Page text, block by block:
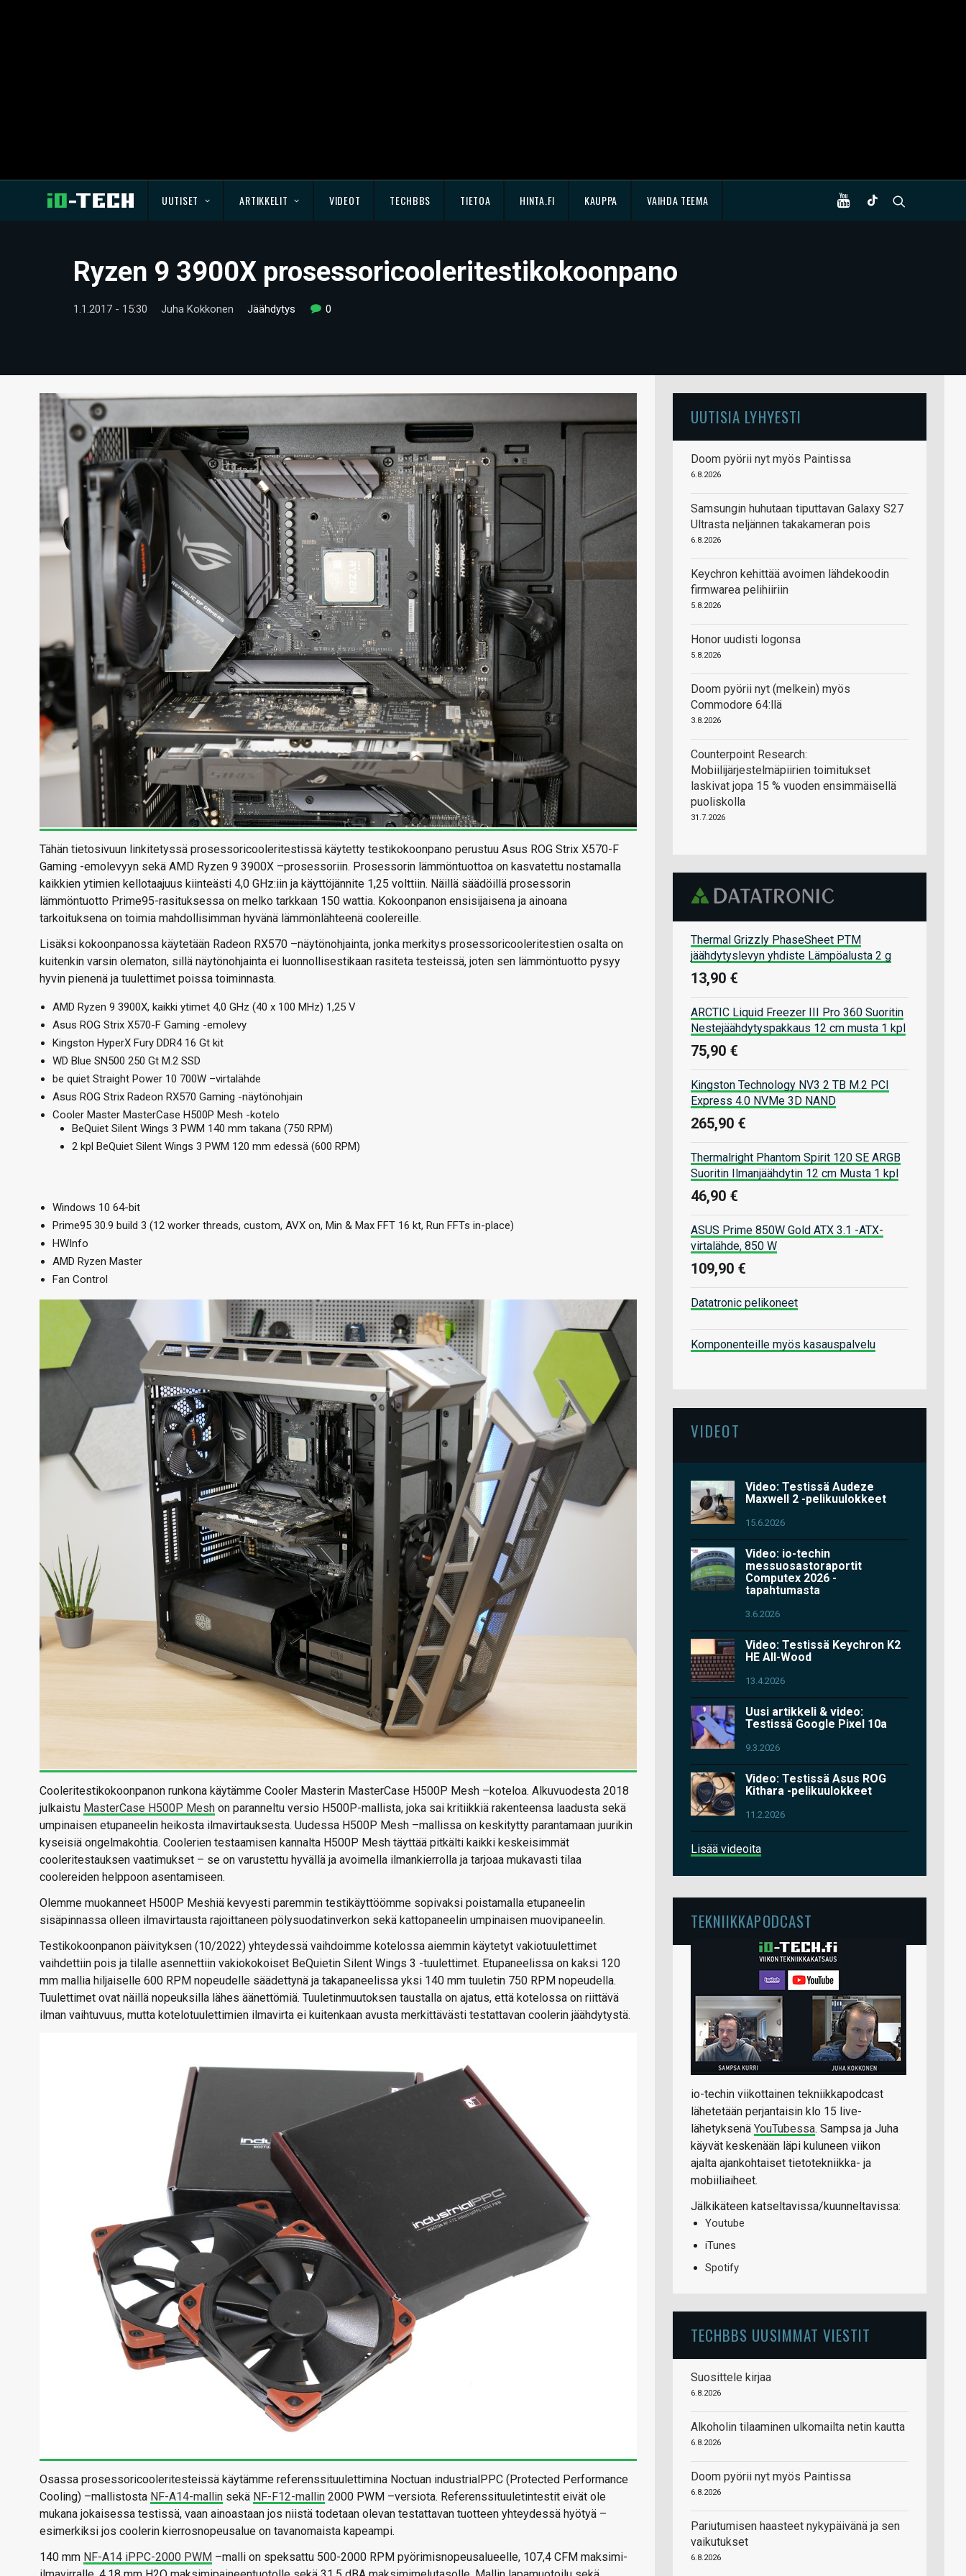
UUTISET ARTIKKELIT VIDEOT TECHBBS TIETOA HINTA.FI KAUPPA VAIHDA TEEMA
Ryzen 9 3900X prosessoricooleritestikokoonpano
1.1.2017 - 15:30 Juha Kokkonen Jäähdytys 0
Tähän tietosivuun linkitetyssä prosessoricooleritestissä käytetty testikokoonpano perustuu Asus ROG Strix X570-F
Gaming -emolevyyn sekä AMD Ryzen 9 3900X –prosessoriin. Prosessorin lämmöntuottoa on kasvatettu nostamalla
kaikkien ytimien kellotaajuus kiinteästi 4,0 GHz:iin ja käyttöjännite 1,25 volttiin. Näillä säädöillä prosessorin
lämmöntuotto Prime95-rasituksessa on melko tarkkaan 150 wattia. Kokoonpanon ensisijaisena ja ainoana
tarkoituksena on toimia mahdollisimman hyvänä lämmönlähteenä coolereille.
Lisäksi kokoonpanossa käytetään Radeon RX570 –näytönohjainta, jonka merkitys prosessoricooleritestien osalta on
kuitenkin varsin olematon, sillä näytönohjainta ei luonnollisestikaan rasiteta testeissä, joten sen lämmöntuotto pysyy
hyvin pienenä ja tuulettimet poissa toiminnasta.
AMD Ryzen 9 3900X, kaikki ytimet 4,0 GHz (40 x 100 MHz) 1,25 V
Asus ROG Strix X570-F Gaming -emolevy
Kingston HyperX Fury DDR4 16 Gt kit
WD Blue SN500 250 Gt M.2 SSD
be quiet Straight Power 10 700W –virtalähde
Asus ROG Strix Radeon RX570 Gaming -näytönohjain
Cooler Master MasterCase H500P Mesh -kotelo
BeQuiet Silent Wings 3 PWM 140 mm takana (750 RPM)
2 kpl BeQuiet Silent Wings 3 PWM 120 mm edessä (600 RPM)
Windows 10 64-bit
Prime95 30.9 build 3 (12 worker threads, custom, AVX on, Min & Max FFT 16 kt, Run FFTs in-place)
HWInfo
AMD Ryzen Master
Fan Control
Cooleritestikokoonpanon runkona käytämme Cooler Masterin MasterCase H500P Mesh –koteloa. Alkuvuodesta 2018
julkaistu MasterCase H500P Mesh on paranneltu versio H500P-mallista, joka sai kritiikkiä rakenteensa laadusta sekä
umpinaisen etupaneelin heikosta ilmavirtauksesta. Uudessa H500P Mesh –mallissa on keskitytty parantamaan juurikin
kyseisiä ongelmakohtia. Coolerien testaamisen kannalta H500P Mesh täyttää pitkälti kaikki keskeisimmät
cooleritestauksen vaatimukset – se on varustettu hyvällä ja avoimella ilmankierrolla ja tarjoaa mukavasti tilaa
coolereiden helppoon asentamiseen.
Olemme muokanneet H500P Meshiä kevyesti paremmin testikäyttöömme sopivaksi poistamalla etupaneelin
sisäpinnassa olleen ilmavirtausta rajoittaneen pölysuodatinverkon sekä kattopaneelin umpinaisen muovipaneelin.
Testikokoonpanon päivityksen (10/2022) yhteydessä vaihdoimme kotelossa aiemmin käytetyt vakiotuulettimet
vaihdettiin pois ja tilalle asennettiin vakiokokoiset BeQuietin Silent Wings 3 -tuulettimet. Etupaneelissa on kaksi 120
mm mallia hiljaiselle 600 RPM nopeudelle säädettynä ja takapaneelissa yksi 140 mm tuuletin 750 RPM nopeudella.
Tuulettimet ovat näillä nopeuksilla lähes äänettömiä. Tuuletinmuutoksen taustalla on ajatus, että kotelossa on riittävä
ilman vaihtuvuus, mutta kotelotuulettimien ilmavirta ei kuitenkaan avusta merkittävästi testattavan coolerin jäähdytystä.
Osassa prosessoricooleritesteissä käytämme referenssituulettimina Noctuan industrialPPC (Protected Performance
Cooling) –mallistosta NF-A14-mallin sekä NF-F12-mallin 2000 PWM –versiota. Referenssituuletintestit eivät ole
mukana jokaisessa testissä, vaan ainoastaan jos niistä todetaan olevan testattavan tuotteen yhteydessä hyötyä –
esimerkiksi jos coolerin kierrosnopeusalue on tavanomaista kapeampi.
140 mm NF-A14 iPPC-2000 PWM –malli on speksattu 500-2000 RPM pyörimisnopeusalueelle, 107,4 CFM maksimi-
UUTISIA LYHYESTI
Doom pyörii nyt myös Paintissa
6.8.2026
Samsungin huhutaan tiputtavan Galaxy S27
Ultrasta neljännen takakameran pois
6.8.2026
Keychron kehittää avoimen lähdekoodin
firmwarea pelihiiriin
5.8.2026
Honor uudisti logonsa
5.8.2026
Doom pyörii nyt (melkein) myös
Commodore 64:llä
3.8.2026
Counterpoint Research:
Mobiilijärjestelmäpiirien toimitukset
laskivat jopa 15 % vuoden ensimmäisellä
puoliskolla
31.7.2026
Thermal Grizzly PhaseSheet PTM
jäähdytyslevyn yhdiste Lämpöalusta 2 g
13,90 €
ARCTIC Liquid Freezer III Pro 360 Suoritin
Nestejäähdytyspakkaus 12 cm musta 1 kpl
75,90 €
Kingston Technology NV3 2 TB M.2 PCI
Express 4.0 NVMe 3D NAND
265,90 €
Thermalright Phantom Spirit 120 SE ARGB
Suoritin Ilmanjäähdytin 12 cm Musta 1 kpl
46,90 €
ASUS Prime 850W Gold ATX 3.1 -ATX-
virtalähde, 850 W
109,90 €
Datatronic pelikoneet
Komponenteille myös kasauspalvelu
VIDEOT
Video: Testissä Audeze
Maxwell 2 -pelikuulokkeet
15.6.2026
Video: io-techin
messuosastoraportit
Computex 2026 -
tapahtumasta
3.6.2026
Video: Testissä Keychron K2
HE All-Wood
13.4.2026
Uusi artikkeli & video:
Testissä Google Pixel 10a
9.3.2026
Video: Testissä Asus ROG
Kithara -pelikuulokkeet
11.2.2026
Lisää videoita
TEKNIIKKAPODCAST
io-techin viikottainen tekniikkapodcast
lähetetään perjantaisin klo 15 live-
lähetyksenä YouTubessa. Sampsa ja Juha
käyvät keskenään läpi kuluneen viikon
ajalta ajankohtaiset tietotekniikka- ja
mobiiliaiheet.
Jälkikäteen katseltavissa/kuunneltavissa:
Youtube
iTunes
Spotify
TECHBBS UUSIMMAT VIESTIT
Suosittele kirjaa
6.8.2026
Alkoholin tilaaminen ulkomailta netin kautta
6.8.2026
Doom pyörii nyt myös Paintissa
6.8.2026
Pariutumisen haasteet nykypäivänä ja sen
vaikutukset
6.8.2026